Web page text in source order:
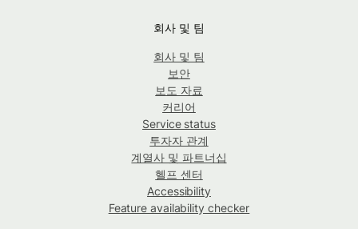
회사 및 팀
회사 및 팀
보안
보도 자료
커리어
Service status
투자자 관계
계열사 및 파트너십
헬프 센터
Accessibility
Feature availability checker